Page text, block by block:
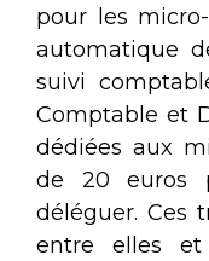
pour les
automatique
suivi
Comptable et
dédiées aux
de 20 euros
déléguer. Ces
entre elles et